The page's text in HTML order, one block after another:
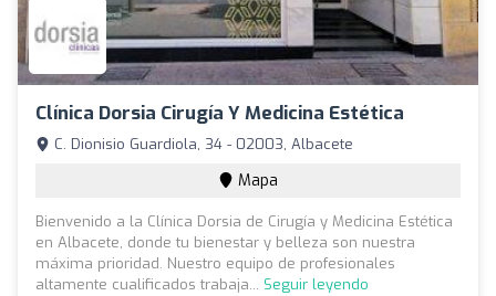
Clínica Dorsia Cirugía Y Medicina Estética
C. Dionisio Guardiola, 34 - 02003, Albacete
Mapa
Bienvenido a la Clínica Dorsia de Cirugía y Medicina Estética
en Albacete, donde tu bienestar y belleza son nuestra
máxima prioridad. Nuestro equipo de profesionales
altamente cualificados trabaja... Seguir leyendo